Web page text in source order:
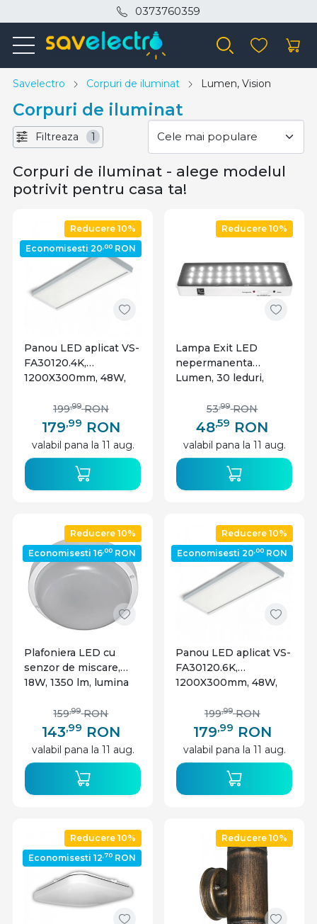
0373760359
Savelectro Corpuri de iluminat Lumen, Vision
Corpuri de iluminat
Filtreaza 1
Corpuri de iluminat - alege modelul
potrivit pentru casa ta!
Reducere 10%
Economisesti 20,00 RON
Panou LED aplicat VS-
FA30120.4K,
1200X300mm, 48W,
alb, IP20, Vision
179,99 RON
199,99 RON
valabil pana la 11 aug.
Reducere 10%
Lampa Exit LED
nepermanenta
Lumen, 30 leduri,
48,59 RON
53,99 RON
valabil pana la 11 aug.
Reducere 10%
Economisesti 16,00 RON
Plafoniera LED cu
senzor de miscare,
18W, 1350 lm, lumina
Lumen
143,99 RON
159,99 RON
valabil pana la 11 aug.
Reducere 10%
Economisesti 20,00 RON
Panou LED aplicat VS-
FA30120.6K,
1200X300mm, 48W,
alb, IP20, Vision
179,99 RON
199,99 RON
valabil pana la 11 aug.
Reducere 10%
Economisesti 12,70 RON
Reducere 10%